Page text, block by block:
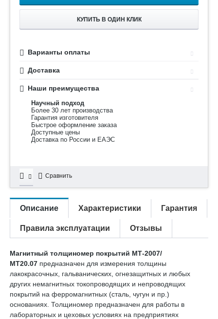
КУПИТЬ В ОДИН КЛИК
Варианты оплаты
Доставка
Наши преимущества
Научный подход
Более 30 лет производства
Гарантия изготовителя
Быстрое оформление заказа
Доступные цены
Доставка по России и ЕАЭС
Сравнить
Описание Характеристики Гарантия
Правила эксплуатации Отзывы
Магнитный толщиномер покрытий МТ-2007/
МТ20.07 предназначен для измерения толщины
лакокрасочных, гальванических, огнезащитных и любых
других немагнитных токопроводящих и непроводящих
покрытий на ферромагнитных (сталь, чугун и пр.)
основаниях. Толщиномер предназначен для работы в
лабораторных и цеховых условиях на предприятиях